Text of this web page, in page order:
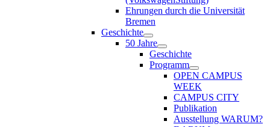
Ehrungen durch die Universität
Bremen
Geschichte
50 Jahre
Geschichte
Programm
OPEN CAMPUS
WEEK
CAMPUS CITY
Publikation
Ausstellung WARUM?